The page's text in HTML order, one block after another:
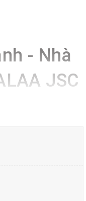
- Nhà
JSC
chiếu
điện,
kiệm chi